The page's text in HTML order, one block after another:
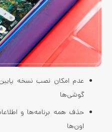
عدم امکان نصب نسخه
گوشی‌ها
حذف همه برنامه‌ها و
اون‌ها